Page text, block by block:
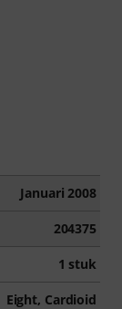
Januari 2008
204375
1 stuk
Eight, Cardioid